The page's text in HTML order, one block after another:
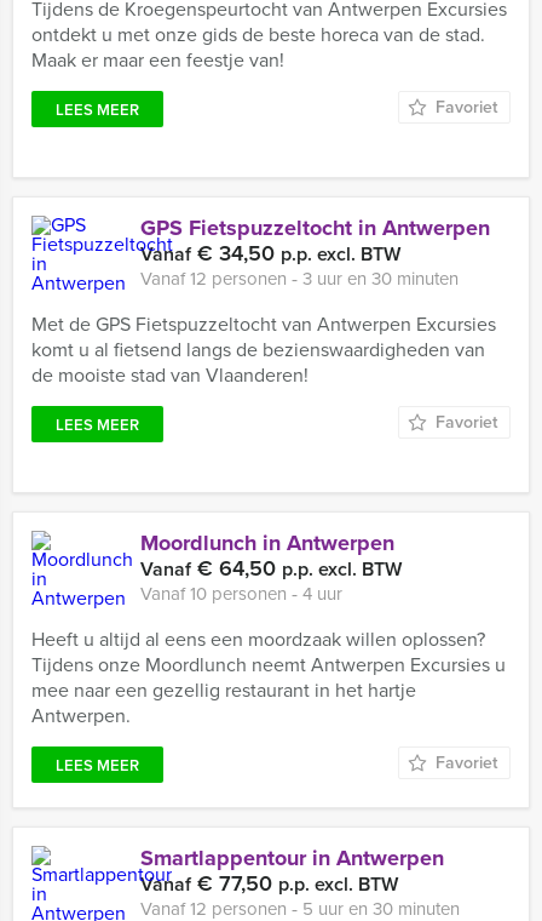
Tijdens de Kroegenspeurtocht van Antwerpen Excursies
ontdekt u met onze gids de beste horeca van de stad.
Maak er maar een feestje van!
LEES MEER Favoriet
GPS Fietspuzzeltocht in Antwerpen
Vanaf€ 34,50 p.p. excl. BTW
Vanaf 12 personen ‐ 3 uur en 30 minuten
Met de GPS Fietspuzzeltocht van Antwerpen Excursies
komt u al fietsend langs de bezienswaardigheden van
de mooiste stad van Vlaanderen!
LEES MEER Favoriet
Moordlunch in Antwerpen
Vanaf€ 64,50 p.p. excl. BTW
Vanaf 10 personen ‐ 4 uur
Heeft u altijd al eens een moordzaak willen oplossen?
Tijdens onze Moordlunch neemt Antwerpen Excursies u
mee naar een gezellig restaurant in het hartje
Antwerpen.
LEES MEER Favoriet
Smartlappentour in Antwerpen
Vanaf€ 77,50 p.p. excl. BTW
Vanaf 12 personen ‐ 5 uur en 30 minuten